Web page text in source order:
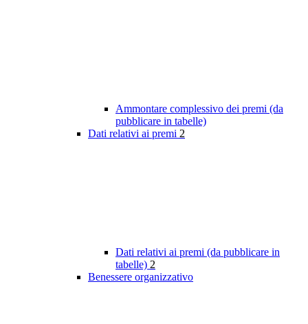
Ammontare complessivo dei premi (da
pubblicare in tabelle)
Dati relativi ai premi 2
Dati relativi ai premi (da pubblicare in
tabelle) 2
Benessere organizzativo